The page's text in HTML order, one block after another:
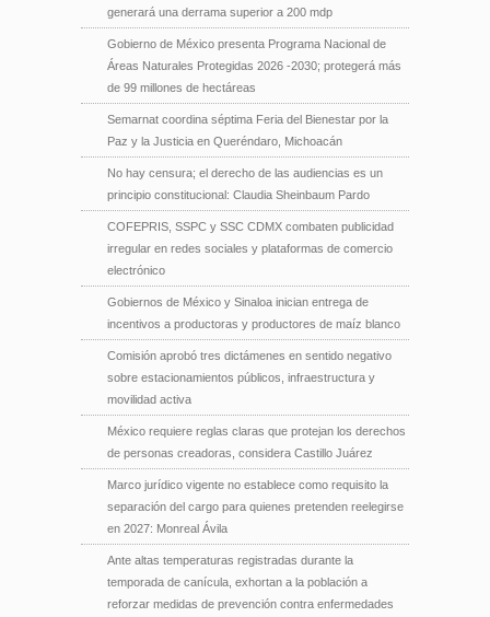
generará una derrama superior a 200 mdp
Gobierno de México presenta Programa Nacional de
Áreas Naturales Protegidas 2026 -2030; protegerá más
de 99 millones de hectáreas
Semarnat coordina séptima Feria del Bienestar por la
Paz y la Justicia en Queréndaro, Michoacán
No hay censura; el derecho de las audiencias es un
principio constitucional: Claudia Sheinbaum Pardo
COFEPRIS, SSPC y SSC CDMX combaten publicidad
irregular en redes sociales y plataformas de comercio
electrónico
Gobiernos de México y Sinaloa inician entrega de
incentivos a productoras y productores de maíz blanco
Comisión aprobó tres dictámenes en sentido negativo
sobre estacionamientos públicos, infraestructura y
movilidad activa
México requiere reglas claras que protejan los derechos
de personas creadoras, considera Castillo Juárez
Marco jurídico vigente no establece como requisito la
separación del cargo para quienes pretenden reelegirse
en 2027: Monreal Ávila
Ante altas temperaturas registradas durante la
temporada de canícula, exhortan a la población a
reforzar medidas de prevención contra enfermedades